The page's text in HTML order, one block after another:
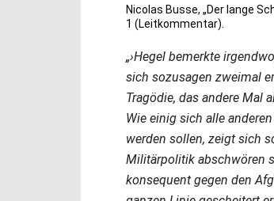
Nicolas Busse, „Der lange
1 (Leitkommentar).
„›Hegel bemerkte
sich sozusagen zweimal
Tragödie, das andere Mal
Wie einig sich alle
werden sollen, zeigt sich
Militärpolitik abschwören
konsequent gegen den